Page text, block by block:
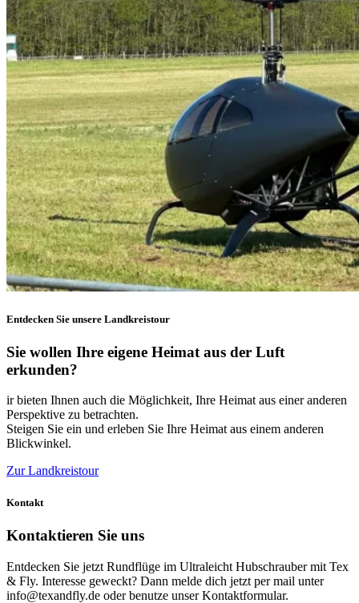
Entdecken Sie unsere Landkreistour
Sie wollen Ihre eigene Heimat aus der Luft
erkunden?
ir bieten Ihnen auch die Möglichkeit, Ihre Heimat aus einer anderen
Perspektive zu betrachten.
Steigen Sie ein und erleben Sie Ihre Heimat aus einem anderen
Blickwinkel.
Zur Landkreistour
Kontakt
Kontaktieren Sie uns
Entdecken Sie jetzt Rundflüge im Ultraleicht Hubschrauber mit Tex
& Fly. Interesse geweckt? Dann melde dich jetzt per mail unter
info@texandfly.de oder benutze unser Kontaktformular.